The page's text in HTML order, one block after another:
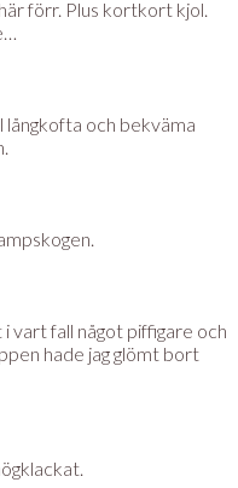
förr. Plus kortkort kjol.
långkofta och bekväma
vart fall något piffigare och
hade jag glömt bort